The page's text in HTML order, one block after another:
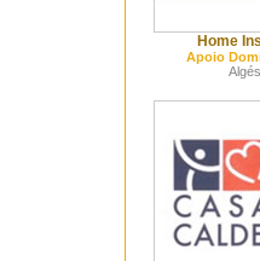
Home
Apoio
Algés